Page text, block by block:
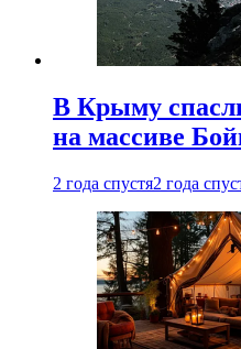
В Крыму
на массиве
2 года спустя2 года